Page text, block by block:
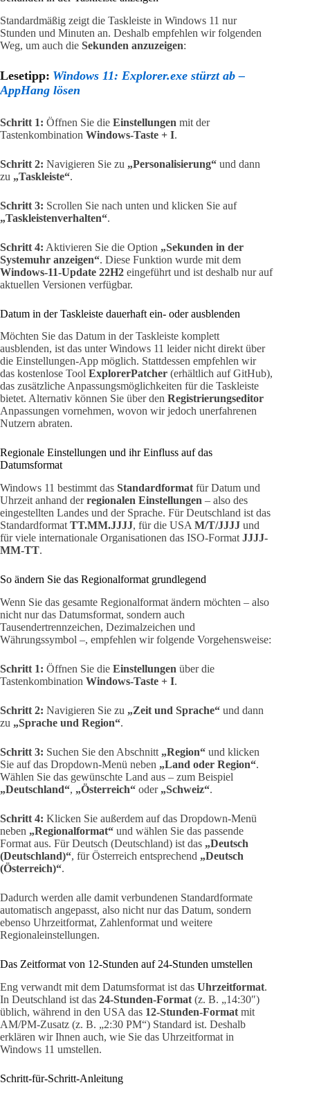
Standardmäßig zeigt die Taskleiste in Windows 11 nur
Stunden und Minuten an. Deshalb empfehlen wir folgenden
Weg, um auch die Sekunden anzuzeigen:
Lesetipp: Windows 11: Explorer.exe stürzt ab –
AppHang lösen
Schritt 1: Öffnen Sie die Einstellungen mit der
Tastenkombination Windows-Taste + I.
Schritt 2: Navigieren Sie zu „Personalisierung“ und dann
zu „Taskleiste“.
Schritt 3: Scrollen Sie nach unten und klicken Sie auf
„Taskleistenverhalten“.
Schritt 4: Aktivieren Sie die Option „Sekunden in der
Systemuhr anzeigen“. Diese Funktion wurde mit dem
Windows-11-Update 22H2 eingeführt und ist deshalb nur auf
aktuellen Versionen verfügbar.
Datum in der Taskleiste dauerhaft ein- oder ausblenden
Möchten Sie das Datum in der Taskleiste komplett
ausblenden, ist das unter Windows 11 leider nicht direkt über
die Einstellungen-App möglich. Stattdessen empfehlen wir
das kostenlose Tool ExplorerPatcher (erhältlich auf GitHub),
das zusätzliche Anpassungsmöglichkeiten für die Taskleiste
bietet. Alternativ können Sie über den Registrierungseditor
Anpassungen vornehmen, wovon wir jedoch unerfahrenen
Nutzern abraten.
Regionale Einstellungen und ihr Einfluss auf das
Datumsformat
Windows 11 bestimmt das Standardformat für Datum und
Uhrzeit anhand derregionalen Einstellungen – also des
eingestellten Landes und der Sprache. Für Deutschland ist das
Standardformat TT.MM.JJJJ, für die USA M/T/JJJJ und
für viele internationale Organisationen das ISO-Format JJJJ-
MM-TT.
So ändern Sie das Regionalformat grundlegend
Wenn Sie das gesamte Regionalformat ändern möchten – also
nicht nur das Datumsformat, sondern auch
Tausendertrennzeichen, Dezimalzeichen und
Währungssymbol –, empfehlen wir folgende Vorgehensweise:
Schritt 1: Öffnen Sie die Einstellungen über die
Tastenkombination Windows-Taste + I.
Schritt 2: Navigieren Sie zu „Zeit und Sprache“ und dann
zu „Sprache und Region“.
Schritt 3: Suchen Sie den Abschnitt „Region“ und klicken
Sie auf das Dropdown-Menü neben „Land oder Region“.
Wählen Sie das gewünschte Land aus – zum Beispiel
„Deutschland“, „Österreich“ oder „Schweiz“.
Schritt 4: Klicken Sie außerdem auf das Dropdown-Menü
neben „Regionalformat“ und wählen Sie das passende
Format aus. Für Deutsch (Deutschland) ist das „Deutsch
(Deutschland)“, für Österreich entsprechend „Deutsch
(Österreich)“.
Dadurch werden alle damit verbundenen Standardformate
automatisch angepasst, also nicht nur das Datum, sondern
ebenso Uhrzeitformat, Zahlenformat und weitere
Regionaleinstellungen.
Das Zeitformat von 12-Stunden auf 24-Stunden umstellen
Eng verwandt mit dem Datumsformat ist das Uhrzeitformat.
In Deutschland ist das 24-Stunden-Format (z. B. „14:30″)
üblich, während in den USA das 12-Stunden-Format mit
AM/PM-Zusatz (z. B. „2:30 PM“) Standard ist. Deshalb
erklären wir Ihnen auch, wie Sie das Uhrzeitformat in
Windows 11 umstellen.
Schritt-für-Schritt-Anleitung